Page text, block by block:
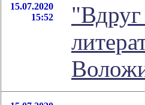
15.07.2020
15:52
"Вдруг